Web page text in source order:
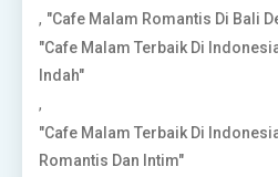
, "Cafe Malam Romantis Di Bali
"Cafe Malam Terbaik Di
Indah"
,
"Cafe Malam Terbaik Di
Romantis Dan Intim"